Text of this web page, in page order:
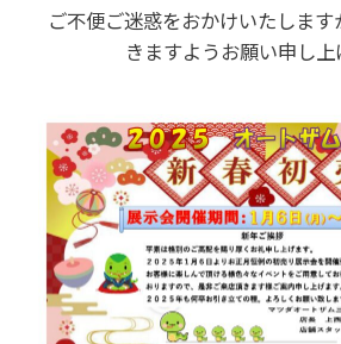
ご不便ご迷惑をおかけいたしま
きますようお願い申し上